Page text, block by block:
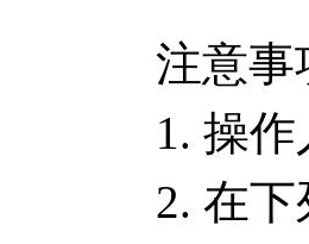
注意事
1. 操
2. 在